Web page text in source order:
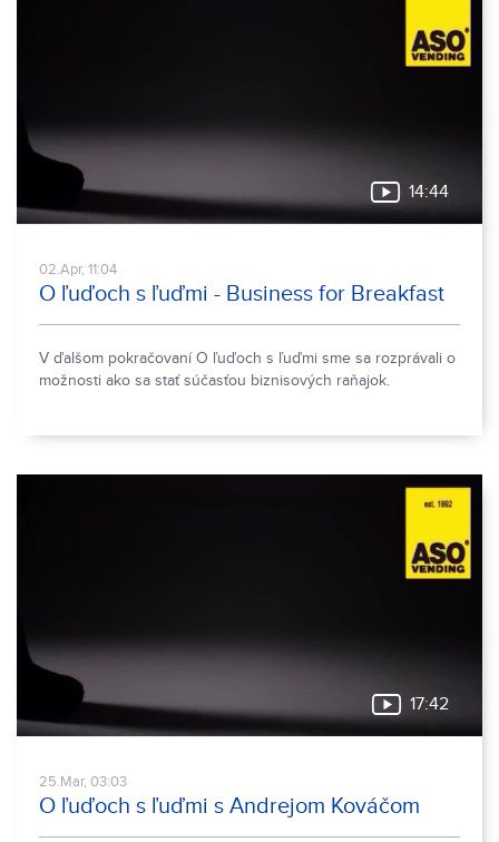
14:44
02.Apr, 11:04
O ľuďoch s ľuďmi - Business for Breakfast
V ďalšom pokračovaní O ľuďoch s ľuďmi sme sa rozprávali o
možnosti ako sa stať súčasťou biznisových raňajok.
17:42
25.Mar, 03:03
O ľuďoch s ľuďmi s Andrejom Kováčom